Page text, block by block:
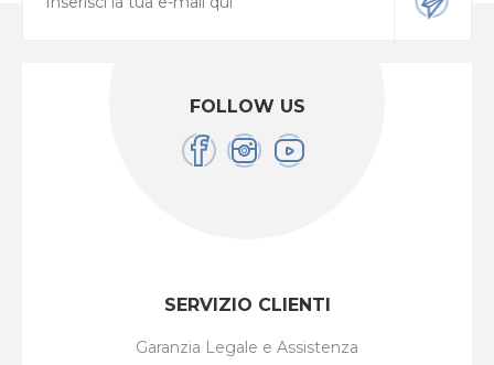
FOLLOW US
SERVIZIO CLIENTI
Garanzia Legale e Assistenza